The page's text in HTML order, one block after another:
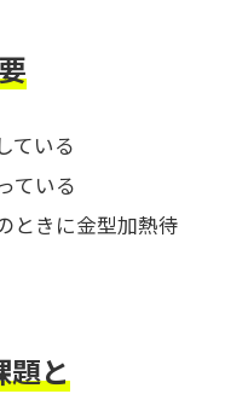
ている
ている
ときに金型加熱待
題と